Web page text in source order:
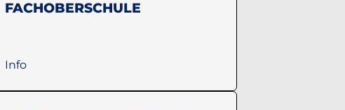
FACHOBERSCHULE
Info